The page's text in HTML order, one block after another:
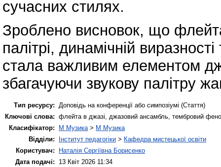
сучасних стилях.
Зроблено висновок, що
палітрі, динамічній
стала важливим елементом
збагачуючи звукову палітру
Тип ресурсу: Доповідь на конференції або симпозіумі (Стаття)
Ключові слова: флейта в джазі, джазовий ансамбль, тембровий
Класифікатор:
M Музика> M Музика
Відділи:
Інститут педагогіки > Кафедра мистецької освіти
Користувач:
Наталія Сергіївна Борисенко
Дата подачі:
13 Квіт 2026 11:34